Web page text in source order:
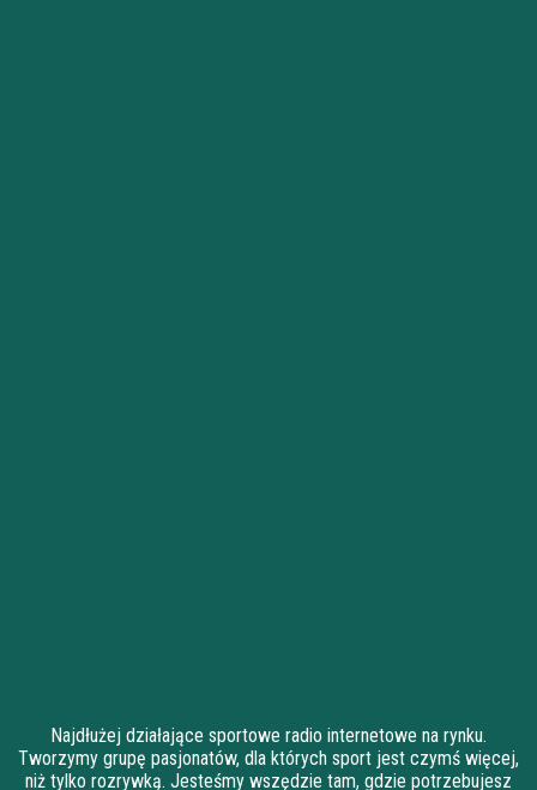
Najdłużej działające sportowe radio internetowe na rynku.
Tworzymy grupę pasjonatów, dla których sport jest czymś więcej,
niż tylko rozrywką. Jesteśmy wszędzie tam, gdzie potrzebujesz